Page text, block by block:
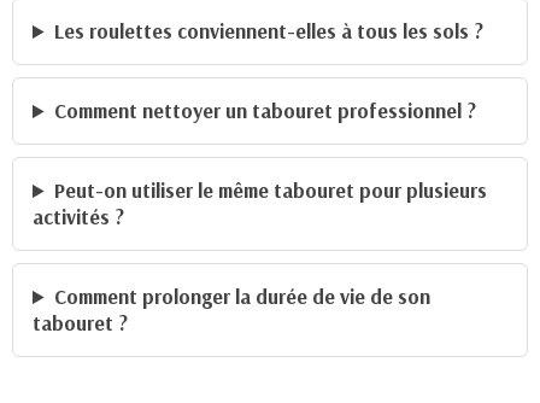
Les roulettes conviennent-elles à tous les sols ?
Comment nettoyer un tabouret professionnel ?
Peut-on utiliser le même tabouret pour plusieurs
activités ?
Comment prolonger la durée de vie de son
tabouret ?